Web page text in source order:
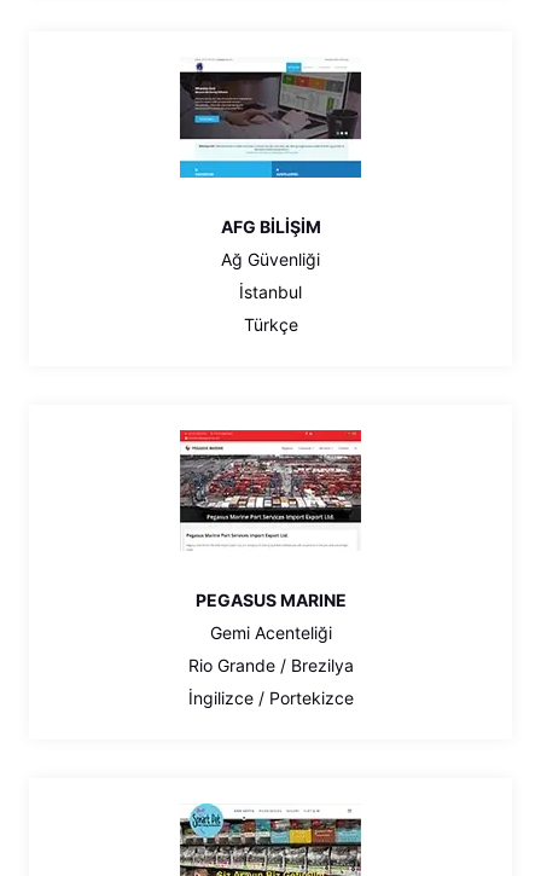
AFG BİLİŞİM
Ağ Güvenliği
İstanbul
Türkçe
PEGASUS MARINE
Gemi Acenteliği
Rio Grande / Brezilya
İngilizce / Portekizce